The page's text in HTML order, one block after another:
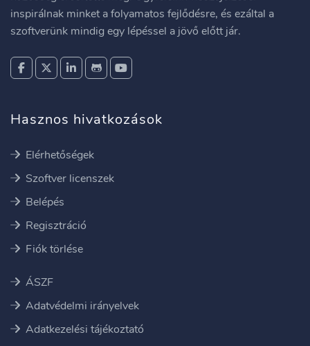
inspirálnak minket a folyamatos fejlődésre, és ezáltal a
szoftverünk mindig egy lépéssel a jövő előtt jár.
Hasznos hivatkozások
Elérhetőségek
Szoftver licenszek
Belépés
Regisztráció
Fiók törlése
ÁSZF
Adatvédelmi irányelvek
Adatkezelési tájékoztató